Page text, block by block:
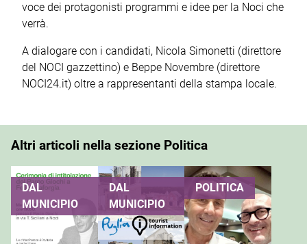
voce dei protagonisti programmi e idee per la Noci che
verrà.
A dialogare con i candidati, Nicola Simonetti (direttore
del NOCI gazzettino) e Beppe Novembre (direttore
NOCI24.it) oltre a rappresentanti della stampa locale.
Altri articoli nella sezione Politica
DAL
MUNICIPIO
DAL
MUNICIPIO
POLITICA